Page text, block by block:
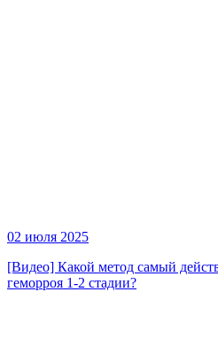
02 июля 2025
[Видео] Какой метод самый
геморроя 1-2 стадии?